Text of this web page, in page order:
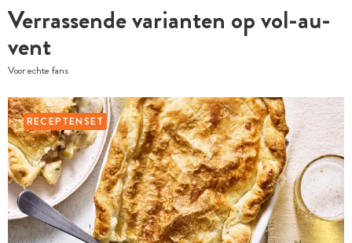
Verrassende varianten op vol-au-
vent
Voor echte fans
RECEPTENSET